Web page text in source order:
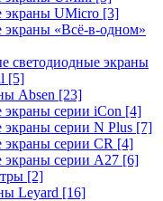
экраны UMicro [3]
экраны «Всё-в-одном»
светодиодные экраны
[5]
Absen [23]
серии iCon [4]
серии N Plus [7]
серии CR [4]
экраны серии А27 [6]
[2]
Leyard [16]